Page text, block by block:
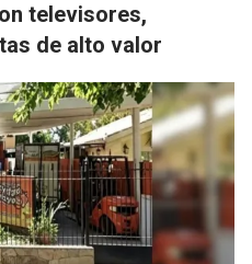
televisores,
de alto valor